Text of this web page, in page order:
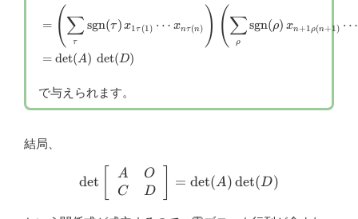
= ( τ
∑ sgn(τ) x1τ (1) ⋯ xnτ (n) ) ( ρ
∑sgn(ρ) xn+1 ρ(n+1) ⋯
= det(A) det(D)
で与えられます。
結局、
\det\left[
det
A
C
O
D
= det(A) det(D)